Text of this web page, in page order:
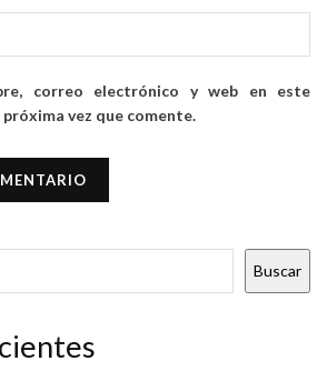
correo electrónico y web en este
vez que comente.
Buscar